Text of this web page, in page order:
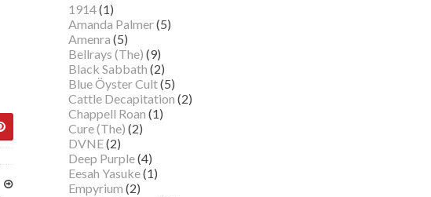
1914(1)
Amanda Palmer(5)
Amenra (5)
Bellrays (The) (9)
Black Sabbath (2)
Blue Öyster Cult(5)
Cattle Decapitation (2)
Chappell Roan (1)
Cure (The) (2)
DVNE(2)
Deep Purple(4)
Eesah Yasuke(1)
Empyrium (2)